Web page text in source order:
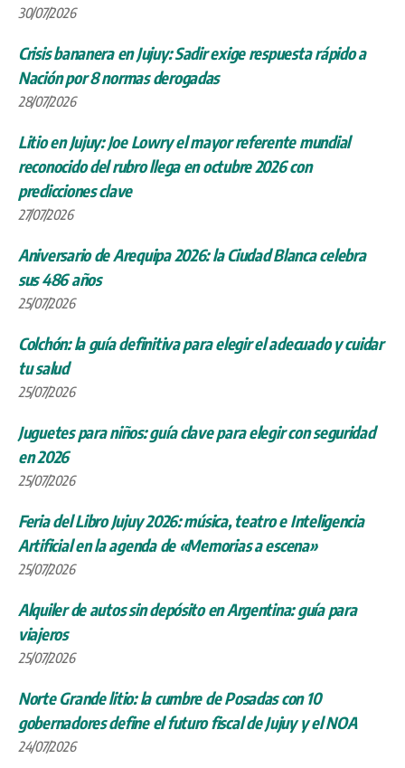
30/07/2026
Crisis bananera en Jujuy: Sadir exige respuesta rápido a
Nación por 8 normas derogadas
28/07/2026
Litio en Jujuy: Joe Lowry el mayor referente mundial
reconocido del rubro llega en octubre 2026 con
predicciones clave
27/07/2026
Aniversario de Arequipa 2026: la Ciudad Blanca celebra
sus 486 años
25/07/2026
Colchón: la guía definitiva para elegir el adecuado y cuidar
tu salud
25/07/2026
Juguetes para niños: guía clave para elegir con seguridad
en 2026
25/07/2026
Feria del Libro Jujuy 2026: música, teatro e Inteligencia
Artificial en la agenda de «Memorias a escena»
25/07/2026
Alquiler de autos sin depósito en Argentina: guía para
viajeros
25/07/2026
Norte Grande litio: la cumbre de Posadas con 10
gobernadores define el futuro fiscal de Jujuy y el NOA
24/07/2026